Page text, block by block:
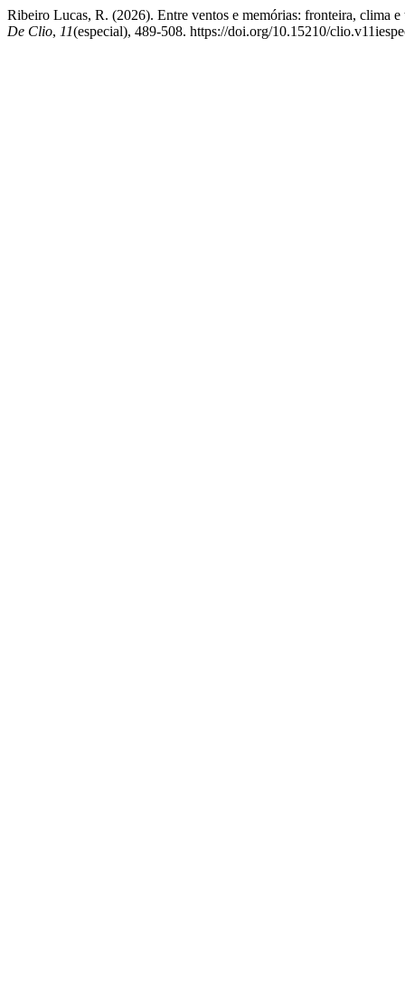
Ribeiro Lucas, R. (2026). Entre ventos e memórias: fronteira, clima
De Clio, 11(especial), 489-508. https://doi.org/10.15210/